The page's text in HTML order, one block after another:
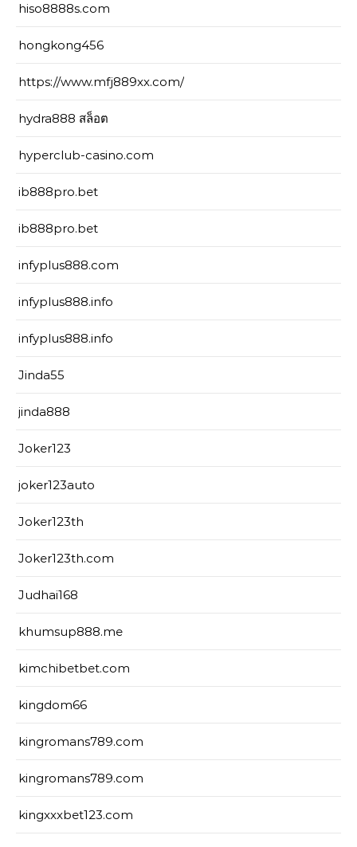
hiso8888s.com
hongkong456
https://www.mfj889xx.com/
hydra888 สล็อต
hyperclub-casino.com
ib888pro.bet
ib888pro.bet
infyplus888.com
infyplus888.info
infyplus888.info
Jinda55
jinda888
Joker123
joker123auto
Joker123th
Joker123th.com
Judhai168
khumsup888.me
kimchibetbet.com
kingdom66
kingromans789.com
kingromans789.com
kingxxxbet123.com